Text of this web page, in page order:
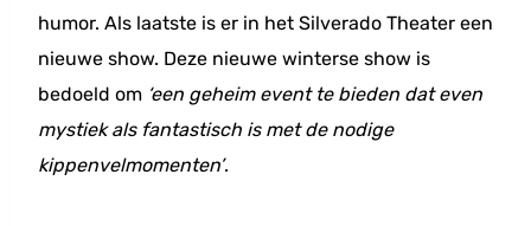
humor. Als laatste is er in het Silverado Theater een
nieuwe show. Deze nieuwe winterse show is
bedoeld om ‘een geheim event te bieden dat even
mystiek als fantastisch is met de nodige
kippenvelmomenten’.